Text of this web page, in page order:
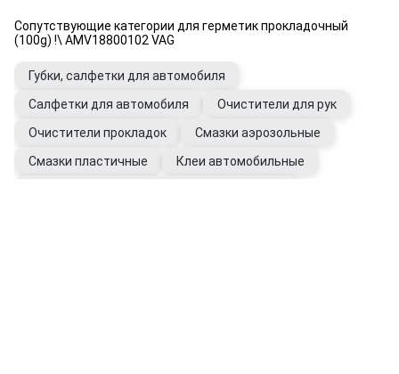
Сопутствующие категории для герметик прокладочный
(100g) !\ AMV18800102 VAG
Губки, салфетки для автомобиля
Салфетки для автомобиля
Очистители для рук
Очистители прокладок
Смазки аэрозольные
Смазки пластичные
Клеи автомобильные